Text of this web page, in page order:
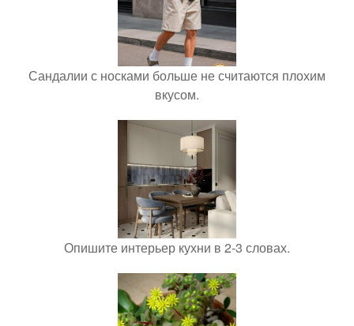
Сандалии с носками больше не считаются плохим
вкусом.
Опишите интерьер кухни в 2-3 словах.